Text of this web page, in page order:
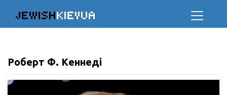
JEWISHKIEVUA
Роберт Ф. Кеннеді